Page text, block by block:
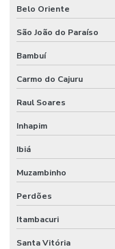
Belo Oriente
São João do Paraíso
Bambuí
Carmo do Cajuru
Raul Soares
Inhapim
Ibiá
Muzambinho
Perdões
Itambacuri
Santa Vitória